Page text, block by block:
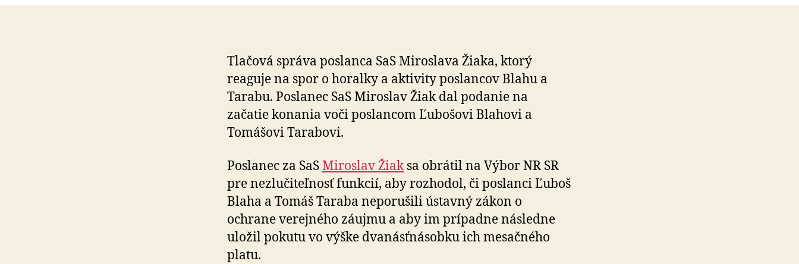
obrátil
pre
aktivity
poslancov
Blahu
a
Tlačová správa poslanca SaS Miroslava Žiaka, ktorý
reaguje na spor o horalky a aktivity poslancov Blahu a
Tarabu. Poslanec SaS Miroslav Žiak dal podanie na
začatie konania voči poslancom Ľubošovi Blahovi a
Tomášovi Tarabovi.
Poslanec za SaSMiroslav Žiaksa obrátil na Výbor NR SR
pre nezlučiteľnosť funkcií, aby rozhodol, či poslanci Ľuboš
Blaha a Tomáš Taraba neporušili ústavný zákon o
ochrane verejného záujmu a aby im prípadne následne
uložil pokutu vo výške dvanásťnásobku ich mesačného
platu.